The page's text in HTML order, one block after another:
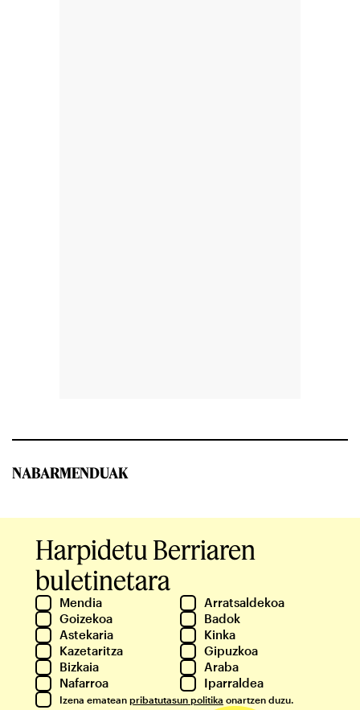
NABARMENDUAK
Harpidetu Berriaren
buletinetara
Mendia
Arratsaldekoa
Goizekoa
Badok
Astekaria
Kinka
Kazetaritza
Gipuzkoa
Bizkaia
Araba
Nafarroa
Iparraldea
Izena ematean pribatutasun politika onartzen duzu.